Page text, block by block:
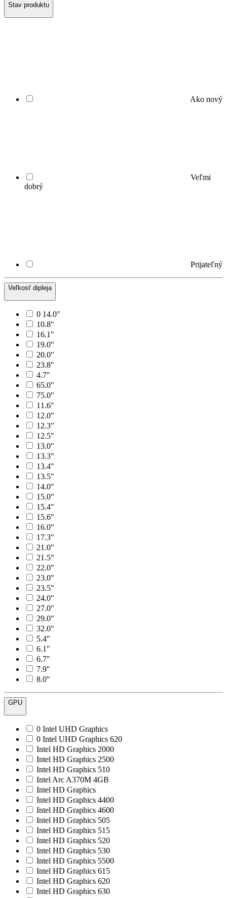
Stav produktu
Ako nový
Veľmi
dobrý
Prijateľný
Veľkosť dipleja
0 14.0"
10.8"
16.1"
19.0"
20.0"
23.8"
4.7"
65.0"
75.0"
11.6"
12.0"
12.3"
12.5"
13.0"
13.3"
13.4"
13.5"
14.0"
15.0"
15.4"
15.6"
16.0"
17.3"
21.0"
21.5"
22.0"
23.0"
23.5"
24.0"
27.0"
29.0"
32.0"
5.4"
6.1"
6.7"
7.9"
8.0"
GPU
0 Intel UHD Graphics
0 Intel UHD Graphics 620
Intel HD Graphics 2000
Intel HD Graphics 2500
Intel HD Graphics 510
Intel Arc A370M 4GB
Intel HD Graphics
Intel HD Graphics 4400
Intel HD Graphics 4600
Intel HD Graphics 505
Intel HD Graphics 515
Intel HD Graphics 520
Intel HD Graphics 530
Intel HD Graphics 5500
Intel HD Graphics 615
Intel HD Graphics 620
Intel HD Graphics 630